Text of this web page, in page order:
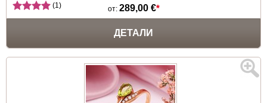
от: 289,00 €*
(1)
ДЕТАЛИ